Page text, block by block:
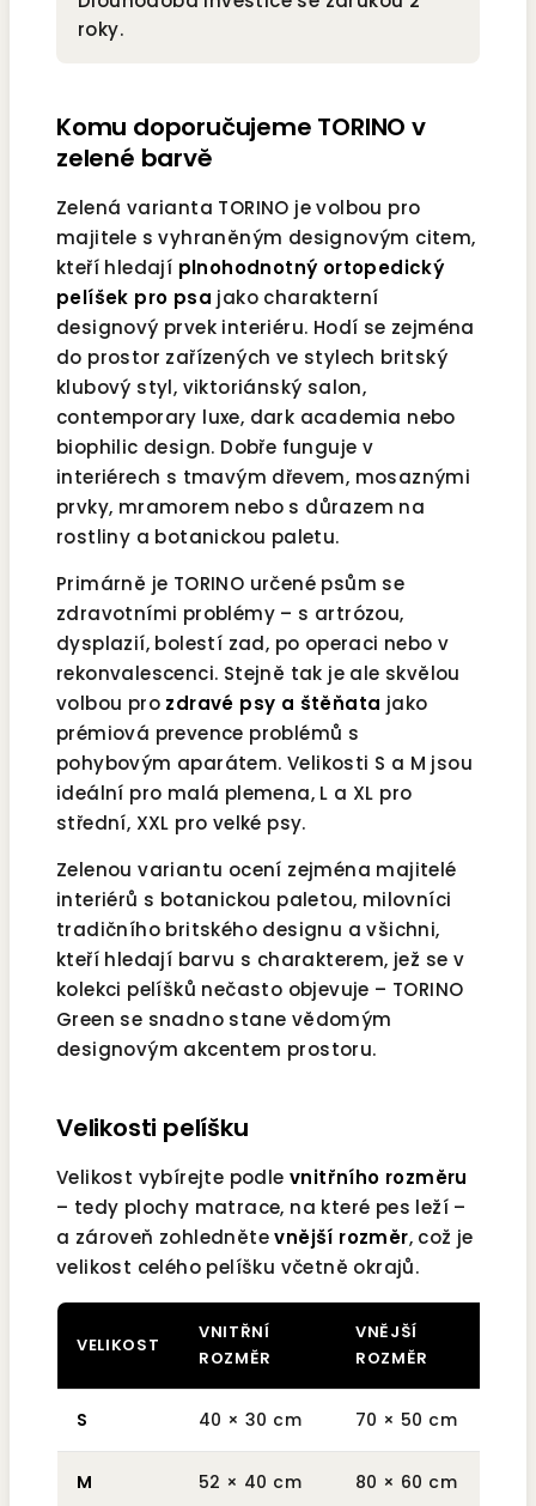
roky.
Komu doporučujeme TORINO v
zelené barvě
Zelená varianta TORINO je volbou pro
majitele s vyhraněným designovým citem,
kteří hledají plnohodnotný ortopedický
pelíšek pro psa jako charakterní
designový prvek interiéru. Hodí se zejména
do prostor zařízených ve stylech britský
klubový styl, viktoriánský salon,
contemporary luxe, dark academia nebo
biophilic design. Dobře funguje v
interiérech s tmavým dřevem, mosaznými
prvky, mramorem nebo s důrazem na
rostliny a botanickou paletu.
Primárně je TORINO určené psům se
zdravotními problémy – s artrózou,
dysplazií, bolestí zad, po operaci nebo v
rekonvalescenci. Stejně tak je ale skvělou
volbou pro zdravé psy a štěňata jako
prémiová prevence problémů s
pohybovým aparátem. Velikosti S a M jsou
ideální pro malá plemena, L a XL pro
střední, XXL pro velké psy.
Zelenou variantu ocení zejména majitelé
interiérů s botanickou paletou, milovníci
tradičního britského designu a všichni,
kteří hledají barvu s charakterem, jež se v
kolekci pelíšků nečasto objevuje – TORINO
Green se snadno stane vědomým
designovým akcentem prostoru.
Velikosti pelíšku
Velikost vybírejte podle vnitřního rozměru
– tedy plochy matrace, na které pes leží –
a zároveň zohlednětevnější rozměr, což je
velikost celého pelíšku včetně okrajů.
VELIKOST
VNITŘNÍ
ROZMĚR
VNĚJŠÍ
ROZMĚR
S 40 × 30 cm 70 × 50 cm
M 52 × 40 cm 80 × 60 cm